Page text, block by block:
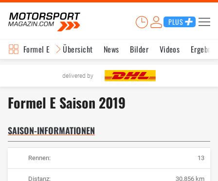
PLUS
Formel E Übersicht News Bilder Videos
delivered by
Formel E Saison 2019
SAISON-INFORMATIONEN
Rennen: 13
Distanz: 30,856 km